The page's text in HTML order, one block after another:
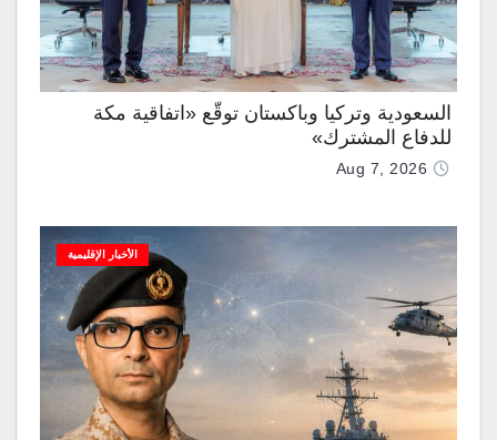
السعودية وتركيا وباكستان توقّع «اتفاقية مكة
للدفاع المشترك»
Aug 7, 2026
الأخبار الإقليمية